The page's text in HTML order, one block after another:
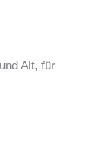
Alt, für